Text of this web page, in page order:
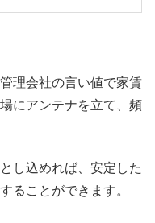
理会社の言い値で家賃
にアンテナを立て、頻
し込めれば、安定した
ることができます。